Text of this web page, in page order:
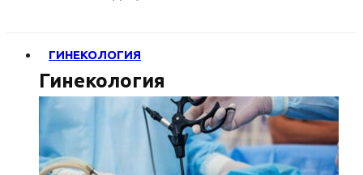
ГИНЕКОЛОГИЯ
Гинекология